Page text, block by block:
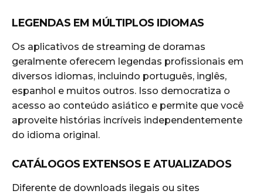
LEGENDAS EM MÚLTIPLOS IDIOMAS
Os aplicativos de streaming de doramas
geralmente oferecem legendas profissionais em
diversos idiomas, incluindo português, inglês,
espanhol e muitos outros. Isso democratiza o
acesso ao conteúdo asiático e permite que você
aproveite histórias incríveis independentemente
do idioma original.
CATÁLOGOS EXTENSOS E ATUALIZADOS
Diferente de downloads ilegais ou sites